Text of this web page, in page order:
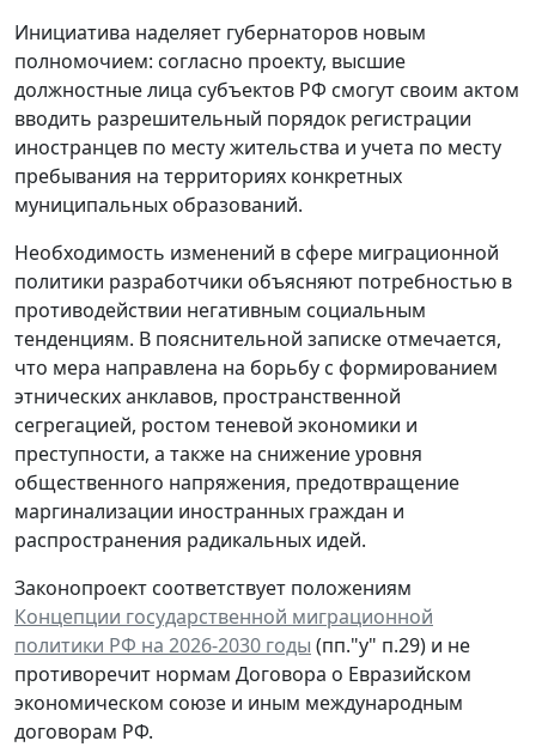
Инициатива наделяет губернаторов новым
полномочием: согласно проекту, высшие
должностные лица субъектов РФ смогут своим актом
вводить разрешительный порядок регистрации
иностранцев по месту жительства и учета по месту
пребывания на территориях конкретных
муниципальных образований.
Необходимость изменений в сфере миграционной
политики разработчики объясняют потребностью в
противодействии негативным социальным
тенденциям. В пояснительной записке отмечается,
что мера направлена на борьбу с формированием
этнических анклавов, пространственной
сегрегацией, ростом теневой экономики и
преступности, а также на снижение уровня
общественного напряжения, предотвращение
маргинализации иностранных граждан и
распространения радикальных идей.
Законопроект соответствует положениям
Концепции государственной миграционной
политики РФ на 2026-2030 годы (пп."у" п.29) и не
противоречит нормам Договора о Евразийском
экономическом союзе и иным международным
договорам РФ.